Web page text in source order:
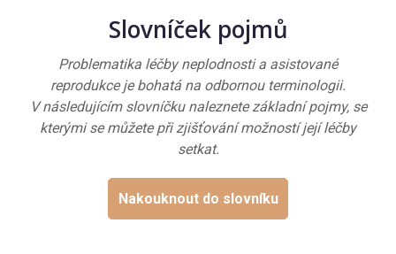
Slovníček pojmů
Problematika léčby neplodnosti a asistované
reprodukce je bohatá na odbornou terminologii.
V následujícím slovníčku naleznete základní pojmy, se
kterými se můžete při zjišťování možností její léčby
setkat.
Nakouknout do slovníku